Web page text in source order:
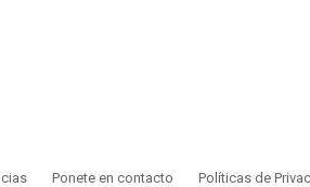
Ponete en contacto Políticas de